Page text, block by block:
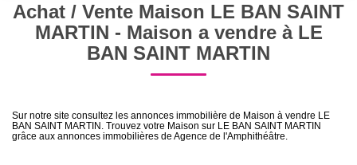
FAIRE GÉRER
Qui Sommes-Nous
Sélectionnez...
Type de bien
Achat / Vente Maison LE BAN SAINT
MARTIN - Maison a vendre à LE
BAN SAINT MARTIN
Sur notre site consultez les annonces immobilière de Maison à vendre LE
BAN SAINT MARTIN. Trouvez votre Maison sur LE BAN SAINT MARTIN
grâce aux annonces immobilières de Agence de l'Amphithéâtre.